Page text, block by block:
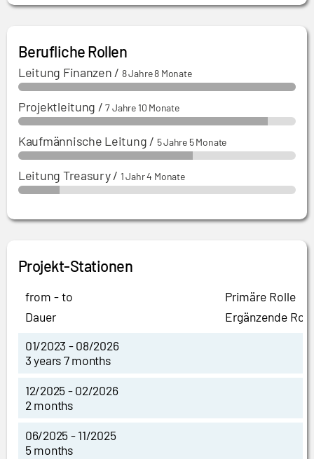
Berufliche Rollen
Leitung Finanzen / 8 Jahre 8 Monate
Projektleitung /7 Jahre 10 Monate
Kaufmännische Leitung / 5 Jahre 5 Monate
Leitung Treasury/ 1 Jahr 4 Monate
Projekt-Stationen
from - to
Dauer
Primäre Rolle
Ergänzende
01/2023 - 08/2026
3 years 7 months
12/2025 - 02/2026
2 months
06/2025 - 11/2025
5 months